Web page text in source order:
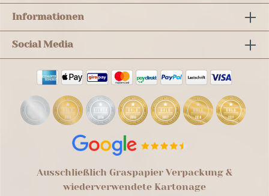
Informationen
Social Media
Ausschließlich Graspapier Verpackung &
wiederverwendete Kartonage